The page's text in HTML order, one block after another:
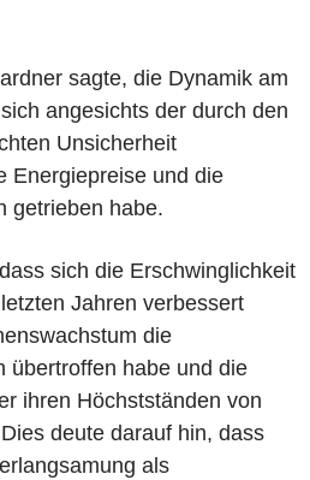
sagte, die Dynamik am
angesichts der durch den
Unsicherheit
Energiepreise und die
getrieben habe.
sich die Erschwinglichkeit
Jahren verbessert
die
übertroffen habe und die
ihren Höchstständen von
deute darauf hin, dass
als